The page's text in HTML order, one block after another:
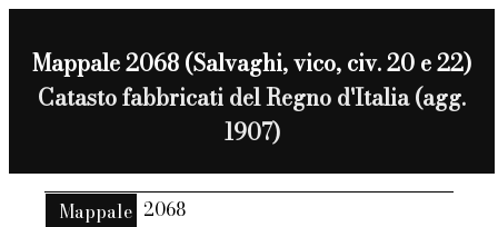
Mappale 2068 (Salvaghi, vico, civ. 20 e 22)
Catasto fabbricati del Regno d'Italia (agg.
1907)
Mappale 2068